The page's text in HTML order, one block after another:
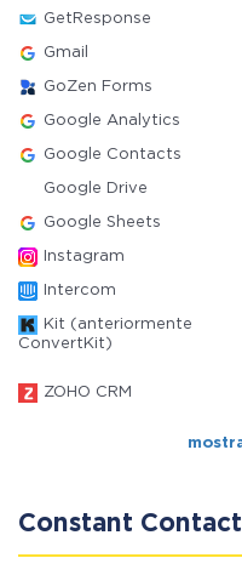
GetResponse
Gmail
GoZen Forms
Google Analytics
Google Contacts
Google Drive
Google Sheets
Instagram
Intercom
Kit (anteriormente
ConvertKit)
ZOHO CRM
Constant Contact